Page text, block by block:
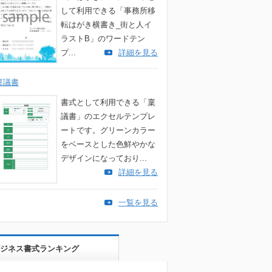
して利用できる「事務所移
転はがき横書き_街と人イ
ラストB」のワードテン
プ...
詳細を見る
議書
書式として利用できる「稟
議書」のエクセルテンプレ
ートです。グリーンカラー
をベースとした色鮮やかな
デザインになっており...
詳細を見る
一覧を見る
ネス書式ランキング